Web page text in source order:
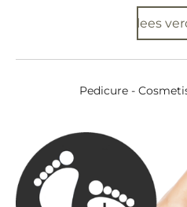
lees
Pedicure -